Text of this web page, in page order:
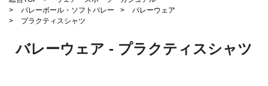
>
バレーボール・ソフトバレー >
バレーウェア
>
プラクティスシャツ
バレーウェア - プラクティスシャツ